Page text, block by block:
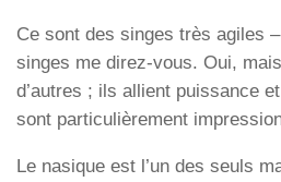
Ce sont des singes très agiles
singes me direz-vous. Oui,
d’autres ; ils allient puissance
sont particulièrement
Le nasique est l’un des seuls